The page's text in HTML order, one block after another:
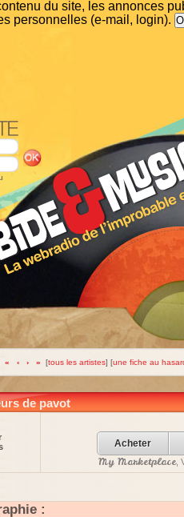
du site, les annonces
personnelles (e-mail, login).
« ‹ › » [tous les artistes] [une fiche au
de pavot
Acheter
My Marketplace,
: